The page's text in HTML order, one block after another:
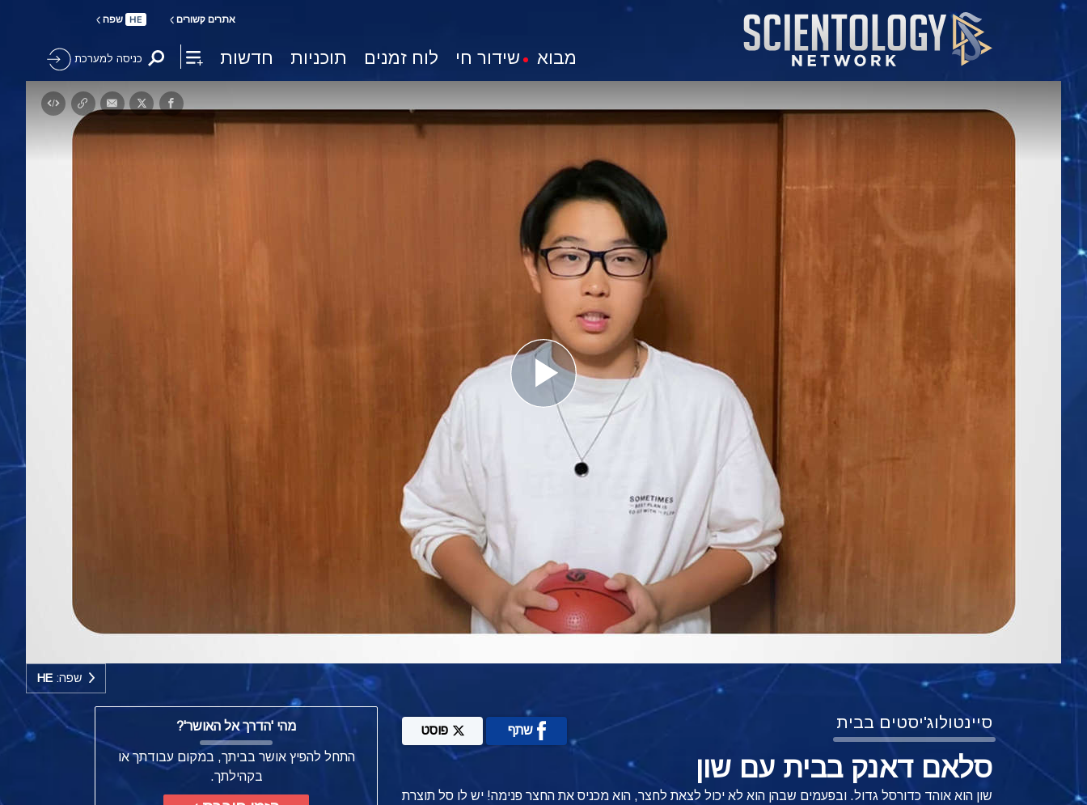
אתרים קשורים HE שפה
מבוא שידור חי לוח זמנים תוכניות חדשות כניסה למערכת
Play
Video
שפה:HE
סיינטולוג'יסטים בבית שתף פוסט
סלאם דאנק בבית עם שון
שון הוא אוהד כדורסל גדול. ובפעמים שבהן הוא לא יכול לצאת לחצר, הוא מכניס את החצר פנימה! יש לו סל תוצרת
מהי 'הדרך אל האושר'?
התחל להפיץ אושר בביתך, במקום עבודתך או
בקהילתך.